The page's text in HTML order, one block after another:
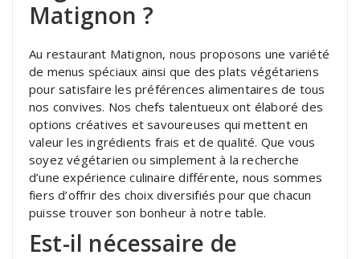
Matignon ?
Au restaurant Matignon, nous proposons une variété
de menus spéciaux ainsi que des plats végétariens
pour satisfaire les préférences alimentaires de tous
nos convives. Nos chefs talentueux ont élaboré des
options créatives et savoureuses qui mettent en
valeur les ingrédients frais et de qualité. Que vous
soyez végétarien ou simplement à la recherche
d’une expérience culinaire différente, nous sommes
fiers d’offrir des choix diversifiés pour que chacun
puisse trouver son bonheur à notre table.
Est-il nécessaire de